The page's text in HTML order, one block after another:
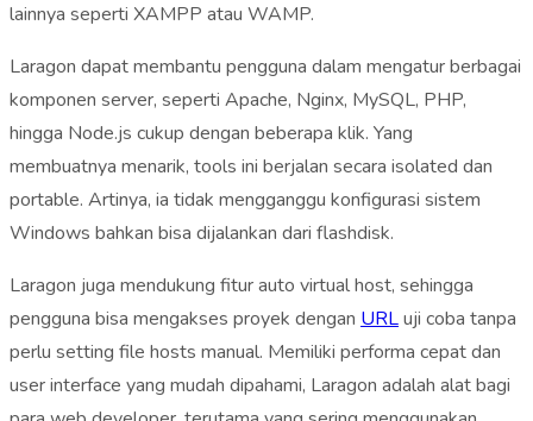
lainnya seperti XAMPP atau WAMP.
Laragon dapat membantu pengguna dalam mengatur berbagai
komponen server, seperti Apache, Nginx, MySQL, PHP,
hingga Node.js cukup dengan beberapa klik. Yang
membuatnya menarik, tools ini berjalan secara isolated dan
portable. Artinya, ia tidak mengganggu konfigurasi sistem
Windows bahkan bisa dijalankan dari flashdisk.
Laragon juga mendukung fitur auto virtual host, sehingga
pengguna bisa mengakses proyek dengan URLuji coba tanpa
perlu setting file hosts manual. Memiliki performa cepat dan
user interface yang mudah dipahami, Laragon adalah alat bagi